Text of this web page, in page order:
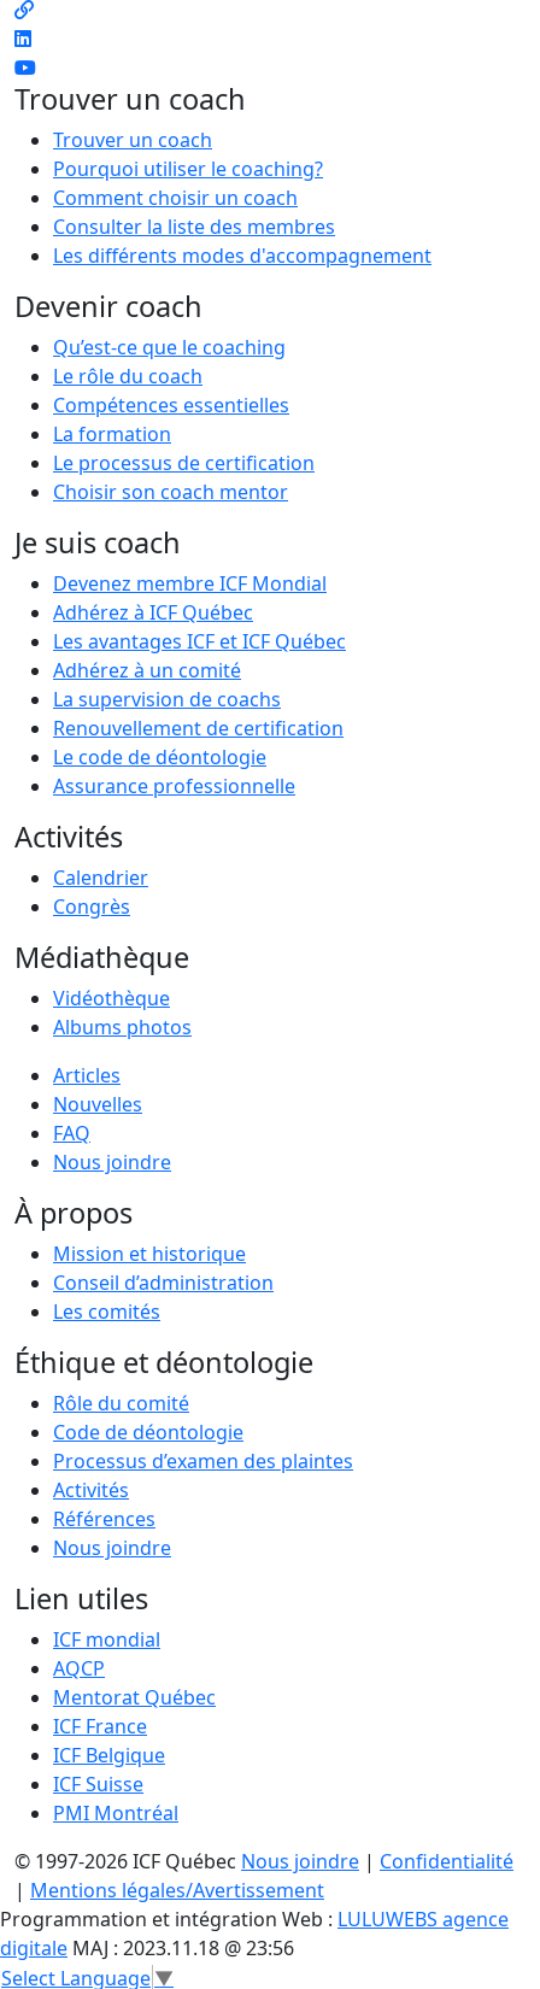
Trouver un coach
Trouver un coach
Pourquoi utiliser le coaching?
Comment choisir un coach
Consulter la liste des membres
Les différents modes d'accompagnement
Devenir coach
Qu’est-ce que le coaching
Le rôle du coach
Compétences essentielles
La formation
Le processus de certification
Choisir son coach mentor
Je suis coach
Devenez membre ICF Mondial
Adhérez à ICF Québec
Les avantages ICF et ICF Québec
Adhérez à un comité
La supervision de coachs
Renouvellement de certification
Le code de déontologie
Assurance professionnelle
Activités
Calendrier
Congrès
Médiathèque
Vidéothèque
Albums photos
Articles
Nouvelles
FAQ
Nous joindre
À propos
Mission et historique
Conseil d’administration
Les comités
Éthique et déontologie
Rôle du comité
Code de déontologie
Processus d’examen des plaintes
Activités
Références
Nous joindre
Lien utiles
ICF mondial
AQCP
Mentorat Québec
ICF France
ICF Belgique
ICF Suisse
PMI Montréal
© 1997-2026 ICF Québec Nous joindre | Confidentialité
| Mentions légales/Avertissement
Programmation et intégration Web : LULUWEBS agence
digitale MAJ : 2023.11.18 @ 23:56
Select Language▼